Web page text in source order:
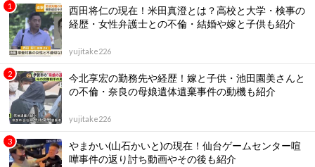
西田将仁の現在！米田真澄とは？高校と大学・検事の
経歴・女性弁護士との不倫・結婚や嫁と子供も紹介
yujitake226
今北享宏の勤務先や経歴！嫁と子供・池田園美さんと
の不倫・奈良の母娘遺体遺棄事件の動機も紹介
yujitake226
やまかい(山石かいと)の現在！仙台ゲームセンター喧
嘩事件の返り討ち動画やその後も紹介